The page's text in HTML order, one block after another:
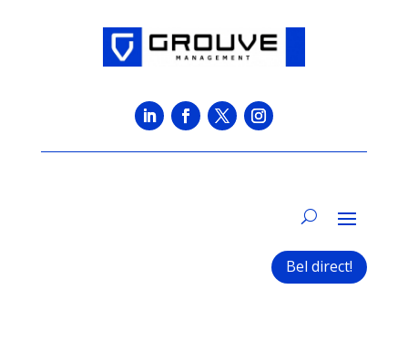
Bel direct!